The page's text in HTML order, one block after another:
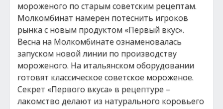
мороженого по старым советским рецептам.
Молкомбинат намерен потеснить игроков
рынка с новым продуктом «Первый вкус».
Весна на Молкомбинате ознаменовалась
запуском новой линии по производству
мороженого. На итальянском оборудовании
готовят классическое советское мороженое.
Секрет «Первого вкуса» в рецептуре –
лакомство делают из натурального коровьего